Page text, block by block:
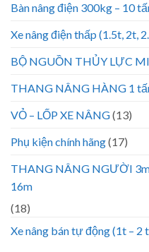
Bàn nâng điện 300kg – 10
Xe nâng điện thấp (1.5t, 2t,
BỘ NGUỒN THỦY LỰC
THANG NÂNG HÀNG 1
VỎ – LỐP XE NÂNG(13)
Phụ kiện chính hãng(17)
THANG NÂNG NGƯỜI
16m
(18)
Xe nâng bán tự động (1t – 2